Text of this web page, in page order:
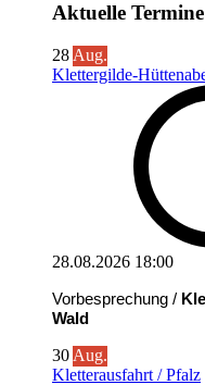
Aktuelle Termine
28 Aug.
Klettergilde-
28.08.2026 18:00
Vorbesprechung /
Wald
30 Aug.
Kletterausfahrt / Pfalz